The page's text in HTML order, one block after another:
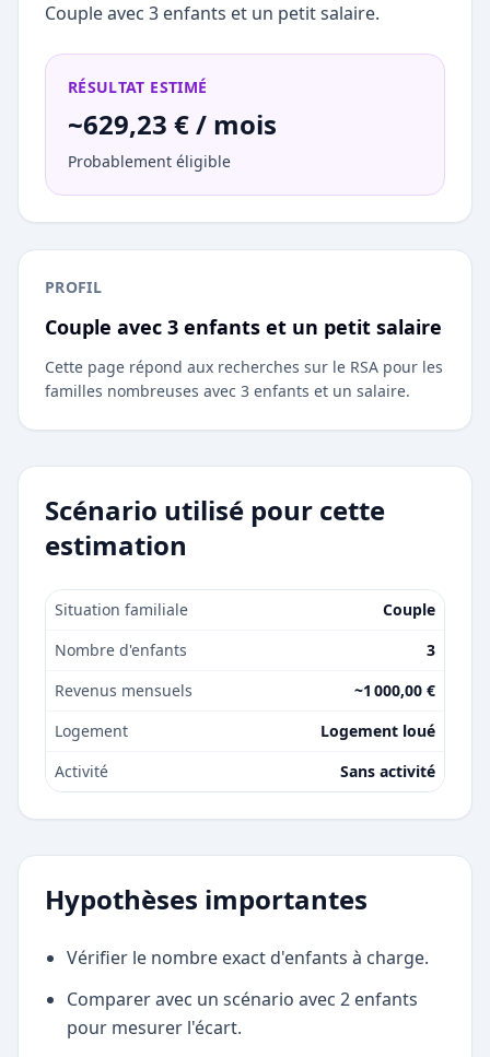
Couple avec 3 enfants et un petit salaire.
RÉSULTAT ESTIMÉ
~629,23 € / mois
Probablement éligible
PROFIL
Couple avec 3 enfants et un petit salaire
Cette page répond aux recherches sur le RSA pour les
familles nombreuses avec 3 enfants et un salaire.
Scénario utilisé pour cette
estimation
Situation familiale
Couple
Nombre d'enfants
3
Revenus mensuels
~1 000,00 €
Logement
Logement loué
Activité
Sans activité
Hypothèses importantes
Vérifier le nombre exact d'enfants à charge.
Comparer avec un scénario avec 2 enfants
pour mesurer l'écart.